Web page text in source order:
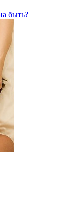
быть?